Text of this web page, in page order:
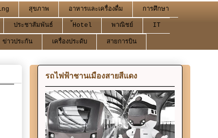
สุขภาพ อาหารและเครื่องดื่ม การศึกษา
ประชาสัมพันธ์ ้Hotel พาณิชย์ IT
ข่าวประกัน เครื่องประดับ สายการบิน
รถไฟฟ้าชานเมืองสายสีแดง